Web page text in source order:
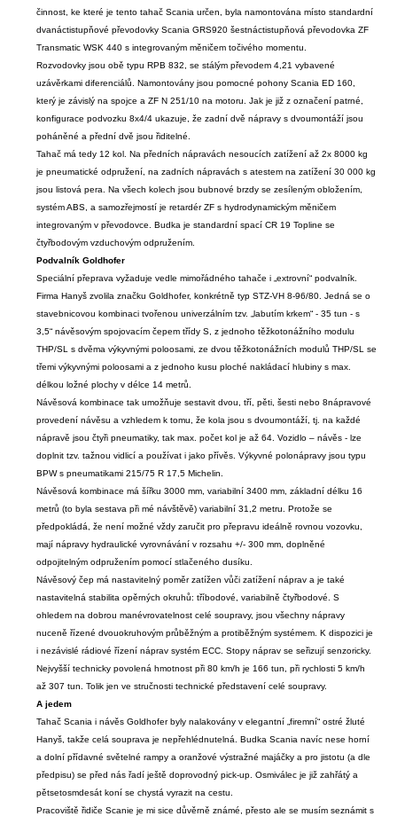
činnost, ke které je tento tahač Scania určen, byla namontována místo standardní
dvanáctistupňové převodovky Scania GRS920 šestnáctistupňová převodovka ZF
Transmatic WSK 440 s integrovaným měničem točivého momentu.
Rozvodovky jsou obě typu RPB 832, se stálým převodem 4,21 vybavené
uzávěrkami diferenciálů. Namontovány jsou pomocné pohony Scania ED 160,
který je závislý na spojce a ZF N 251/10 na motoru. Jak je již z označení patrné,
konfigurace podvozku 8x4/4 ukazuje, že zadní dvě nápravy s dvoumontáží jsou
poháněné a přední dvě jsou řiditelné.
Tahač má tedy 12 kol. Na předních nápravách nesoucích zatížení až 2x 8000 kg
je pneumatické odpružení, na zadních nápravách s atestem na zatížení 30 000 kg
jsou listová pera. Na všech kolech jsou bubnové brzdy se zesíleným obložením,
systém ABS, a samozřejmostí je retardér ZF s hydrodynamickým měničem
integrovaným v převodovce. Budka je standardní spací CR 19 Topline se
čtyřbodovým vzduchovým odpružením.
Podvalník Goldhofer
Speciální přeprava vyžaduje vedle mimořádného tahače i „extrovní“ podvalník.
Firma Hanyš zvolila značku Goldhofer, konkrétně typ STZ-VH 8-96/80. Jedná se o
stavebnicovou kombinaci tvořenou univerzálním tzv. „labutím krkem“ - 35 tun - s
3,5“ návěsovým spojovacím čepem třídy S, z jednoho těžkotonážního modulu
THP/SL s dvěma výkyvnými poloosami, ze dvou těžkotonážních modulů THP/SL se
třemi výkyvnými poloosami a z jednoho kusu ploché nakládací hlubiny s max.
délkou ložné plochy v délce 14 metrů.
Návěsová kombinace tak umožňuje sestavit dvou, tří, pěti, šesti nebo 8nápravové
provedení návěsu a vzhledem k tomu, že kola jsou s dvoumontáží, tj. na každé
nápravě jsou čtyři pneumatiky, tak max. počet kol je až 64. Vozidlo – návěs - lze
doplnit tzv. tažnou vidlicí a používat i jako přívěs. Výkyvné polonápravy jsou typu
BPW s pneumatikami 215/75 R 17,5 Michelin.
Návěsová kombinace má šířku 3000 mm, variabilní 3400 mm, základní délku 16
metrů (to byla sestava při mé návštěvě) variabilní 31,2 metru. Protože se
předpokládá, že není možné vždy zaručit pro přepravu ideálně rovnou vozovku,
mají nápravy hydraulické vyrovnávání v rozsahu +/- 300 mm, doplněné
odpojitelným odpružením pomocí stlačeného dusíku.
Návěsový čep má nastavitelný poměr zatížen vůči zatížení náprav a je také
nastavitelná stabilita opěrných okruhů: tříbodové, variabilně čtyřbodové. S
ohledem na dobrou manévrovatelnost celé soupravy, jsou všechny nápravy
nuceně řízené dvouokruhovým průběžným a protiběžným systémem. K dispozici je
i nezávislé rádiové řízení náprav systém ECC. Stopy náprav se seřizují senzoricky.
Nejvyšší technicky povolená hmotnost při 80 km/h je 166 tun, při rychlosti 5 km/h
až 307 tun. Tolik jen ve stručnosti technické představení celé soupravy.
A jedem
Tahač Scania i návěs Goldhofer byly nalakovány v elegantní „firemní“ ostré žluté
Hanyš, takže celá souprava je nepřehlédnutelná. Budka Scania navíc nese horní
a dolní přídavné světelné rampy a oranžové výstražné majáčky a pro jistotu (a dle
předpisu) se před nás řadí ještě doprovodný pick-up. Osmiválec je již zahřátý a
pětsetosmdesát koní se chystá vyrazit na cestu.
Pracoviště řidiče Scanie je mi sice důvěrně známé, přesto ale se musím seznámit s